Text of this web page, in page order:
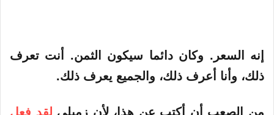
إنه السعر. وكان دائما سيكون الثمن. أنت تعرف
ذلك، وأنا أعرف ذلك، والجميع يعرف ذلك.
من الصعب أن أكتب عن هذا، لأن زميلي لقد فعل